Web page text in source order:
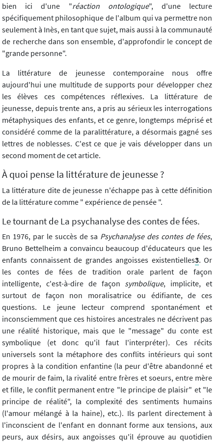
bien ici d'une "réaction ontologique", d'une lecture
spécifiquement philosophique de l'album qui va permettre non
seulement à Inès, en tant que sujet, mais aussi à la communauté
de recherche dans son ensemble, d'approfondir le concept de
"grande personne".
La littérature de jeunesse contemporaine nous offre
aujourd'hui une multitude de supports pour développer chez
les élèves ces compétences réflexives. La littérature de
jeunesse, depuis trente ans, a pris au sérieux les interrogations
métaphysiques des enfants, et ce genre, longtemps méprisé et
considéré comme de la paralittérature, a désormais gagné ses
lettres de noblesses. C'est ce que je vais développer dans un
second moment de cet article.
À quoi pense la littérature de jeunesse ?
La littérature dite de jeunesse n'échappe pas à cette définition
de la littérature comme " expérience de pensée ".
Le tournant de La psychanalyse des contes de fées.
En 1976, par le succès de sa Psychanalyse des contes de fées,
Bruno Bettelheim a convaincu beaucoup d'éducateurs que les
enfants connaissent de grandes angoisses existentielles3. Or
les contes de fées de tradition orale parlent de façon
intelligente, c'est-à-dire de façon symbolique, implicite, et
surtout de façon non moralisatrice ou édifiante, de ces
questions. Le jeune lecteur comprend spontanément et
inconsciemment que ces histoires ancestrales ne décrivent pas
une réalité historique, mais que le "message" du conte est
symbolique (et donc qu'il faut l'interpréter). Ces récits
universels sont la métaphore des conflits intérieurs qui sont
propres à la condition enfantine (la peur d'être abandonné et
de mourir de faim, la rivalité entre frères et soeurs, entre mère
et fille, le conflit permanent entre "le principe de plaisir" et "le
principe de réalité", la complexité des sentiments humains
(l'amour mélangé à la haine), etc.). Ils parlent directement à
l'inconscient de l'enfant en donnant forme aux tensions, aux
peurs, aux désirs, aux angoisses qu'il éprouve au quotidien